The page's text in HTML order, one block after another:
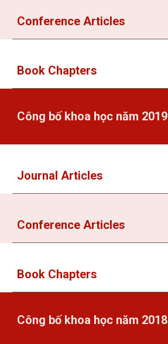
Conference Articles
Book Chapters
Công bố khoa học năm 2019
Journal Articles
Conference Articles
Book Chapters
Công bố khoa học năm 2018